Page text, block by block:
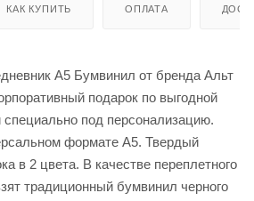
КАК КУПИТЬ ОПЛАТА
A5 Бумвинил от бренда Альт
подарок по выгодной
под персонализацию.
формате А5. Твердый
в 2 цвета. В качестве переплетного
традиционный бумвинил черного